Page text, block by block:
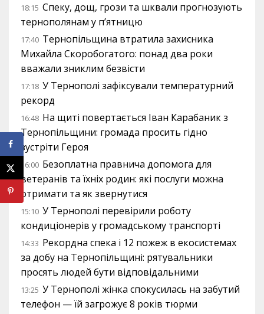
18:15 Спеку, дощ, грози та шквали прогнозують
тернополянам у п’ятницю
17:40 Тернопільщина втратила захисника
Михайла Скоробогатого: понад два роки
вважали зниклим безвісти
17:18 У Тернополі зафіксували температурний
рекорд
16:48 На щиті повертається Іван Карабаник з
Тернопільщини: громада просить гідно
зустріти Героя
16:00 Безоплатна правнича допомога для
ветеранів та їхніх родин: які послуги можна
отримати та як звернутися
15:10 У Тернополі перевірили роботу
кондиціонерів у громадському транспорті
14:33 Рекордна спека і 12 пожеж в екосистемах
за добу на Тернопільщині: рятувальники
просять людей бути відповідальними
13:25 У Тернополі жінка спокусилась на забутий
телефон — їй загрожує 8 років тюрми